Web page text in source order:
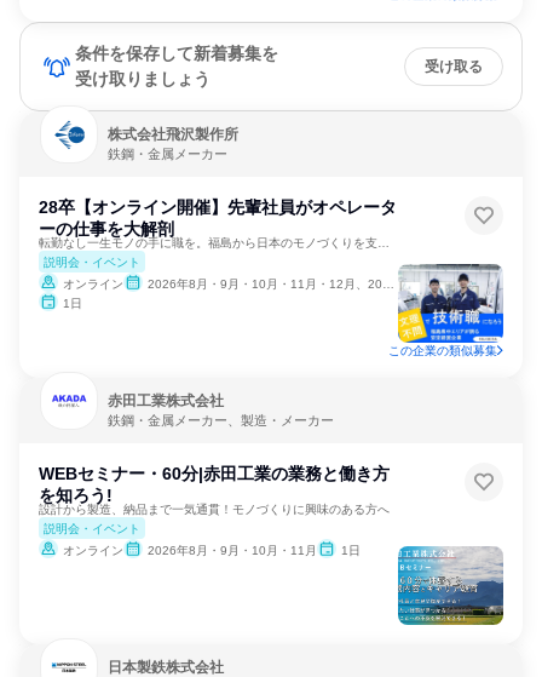
条件を保存して新着募集を
受け取りましょう
受け取る
株式会社飛沢製作所
鉄鋼・金属メーカー
28卒【オンライン開催】先輩社員がオペレータ
ーの仕事を大解剖
説明会・イベント
オンライン
2026年8月・9月・10月・11月・12月、2027年1月・2月
1日
この企業の類似募集
赤田工業株式会社
鉄鋼・金属メーカー、製造・メーカー
WEBセミナー・60分|赤田工業の業務と働き方
を知ろう!
設計から製造、納品まで一気通貫！モノづくりに興味のある方へ
説明会・イベント
オンライン
2026年8月・9月・10月・11月 1日
日本製鉄株式会社